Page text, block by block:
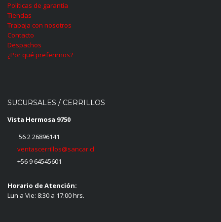
Políticas de garantía
Tiendas
Trabaja con nosotros
Contacto
Despachos
¿Por qué preferirnos?
SUCURSALES / CERRILLOS
Vista Hermosa 9750
56 2 26896141
ventascerrillos@sancar.cl
+56 9 64545601
Horario de Atención:
Lun a Vie: 8:30 a 17:00 hrs.